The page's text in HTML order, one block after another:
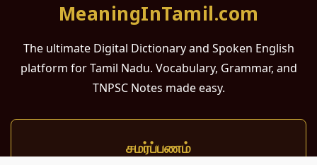
MeaningInTamil.com
The ultimate Digital Dictionary and Spoken English
platform for Tamil Nadu. Vocabulary, Grammar, and
TNPSC Notes made easy.
சமர்ப்பணம்